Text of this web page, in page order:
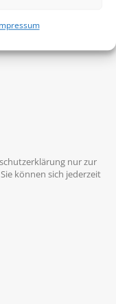
nur zur
können sich jederzeit